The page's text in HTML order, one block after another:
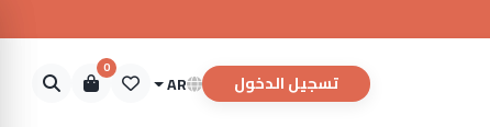
تسجيل الدخول AR
0